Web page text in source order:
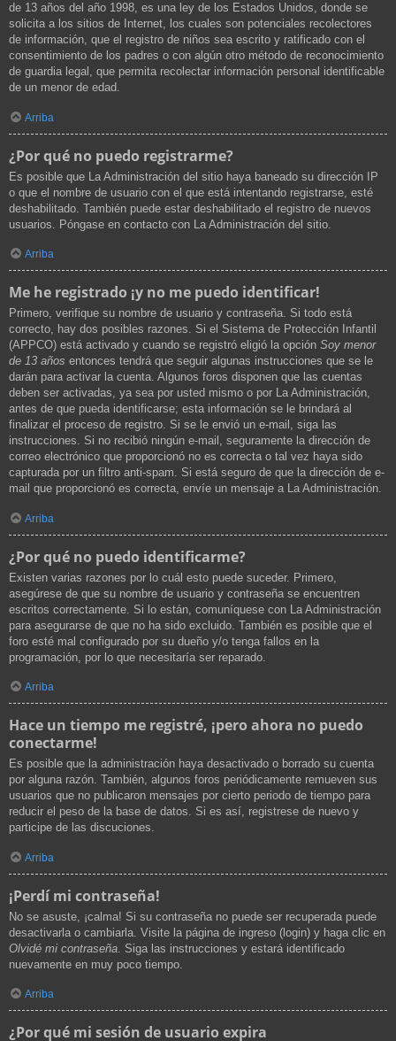
de 13 años del año 1998, es una ley de los Estados Unidos, donde se
solicita a los sitios de Internet, los cuales son potenciales recolectores
de información, que el registro de niños sea escrito y ratificado con el
consentimiento de los padres o con algún otro método de reconocimiento
de guardia legal, que permita recolectar información personal identificable
de un menor de edad.
Arriba
¿Por qué no puedo registrarme?
Es posible que La Administración del sitio haya baneado su dirección IP
o que el nombre de usuario con el que está intentando registrarse, esté
deshabilitado. También puede estar deshabilitado el registro de nuevos
usuarios. Póngase en contacto con La Administración del sitio.
Arriba
Me he registrado ¡y no me puedo identificar!
Primero, verifique su nombre de usuario y contraseña. Si todo está
correcto, hay dos posibles razones. Si el Sistema de Protección Infantil
(APPCO) está activado y cuando se registró eligió la opción Soy menor
de 13 años entonces tendrá que seguir algunas instrucciones que se le
darán para activar la cuenta. Algunos foros disponen que las cuentas
deben ser activadas, ya sea por usted mismo o por La Administración,
antes de que pueda identificarse; esta información se le brindará al
finalizar el proceso de registro. Si se le envió un e-mail, siga las
instrucciones. Si no recibió ningún e-mail, seguramente la dirección de
correo electrónico que proporcionó no es correcta o tal vez haya sido
capturada por un filtro anti-spam. Si está seguro de que la dirección de e-
mail que proporcionó es correcta, envíe un mensaje a La Administración.
Arriba
¿Por qué no puedo identificarme?
Existen varias razones por lo cuál esto puede suceder. Primero,
asegúrese de que su nombre de usuario y contraseña se encuentren
escritos correctamente. Si lo están, comuníquese con La Administración
para asegurarse de que no ha sido excluido. También es posible que el
foro esté mal configurado por su dueño y/o tenga fallos en la
programación, por lo que necesitaría ser reparado.
Arriba
Hace un tiempo me registré, ¡pero ahora no puedo
conectarme!
Es posible que la administración haya desactivado o borrado su cuenta
por alguna razón. También, algunos foros periódicamente remueven sus
usuarios que no publicaron mensajes por cierto periodo de tiempo para
reducir el peso de la base de datos. Si es así, registrese de nuevo y
participe de las discuciones.
Arriba
¡Perdí mi contraseña!
No se asuste, ¡calma! Si su contraseña no puede ser recuperada puede
desactivarla o cambiarla. Visite la página de ingreso (login) y haga clic en
Olvidé mi contraseña . Siga las instrucciones y estará identificado
nuevamente en muy poco tiempo.
Arriba
¿Por qué mi sesión de usuario expira